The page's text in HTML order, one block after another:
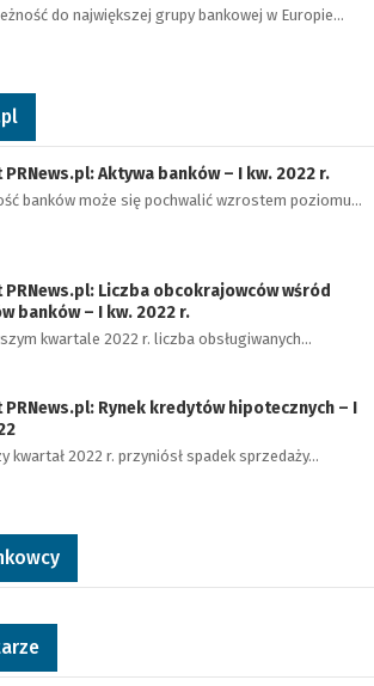
do największej grupy bankowej w Europie…
Aktywa banków – I kw. 2022 r.
banków może się pochwalić wzrostem poziomu…
PRNews.pl: Liczba obcokrajowców wśród
banków – I kw. 2022 r.
kwartale 2022 r. liczba obsługiwanych…
PRNews.pl: Rynek kredytów hipotecznych – I
kwartał 2022 r. przyniósł spadek sprzedaży…